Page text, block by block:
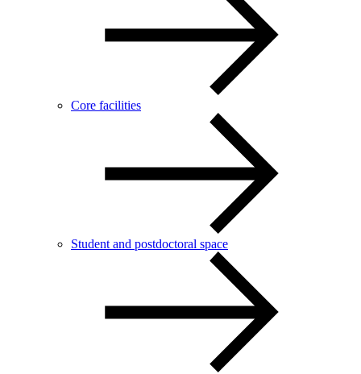
Core facilities
Student and postdoctoral space